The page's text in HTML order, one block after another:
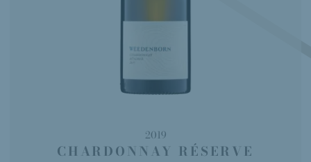
2019
CHARDONNAY RÉSERVE